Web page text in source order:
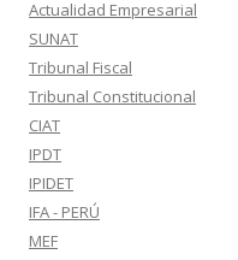
Actualidad Empresarial
SUNAT
Tribunal Fiscal
Tribunal Constitucional
CIAT
IPDT
IPIDET
IFA - PERÚ
MEF